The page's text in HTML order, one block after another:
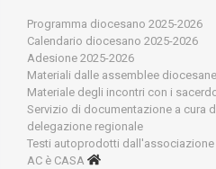
Programma diocesano 2025-2026
Calendario diocesano 2025-2026
Adesione 2025-2026
Materiali dalle assemblee diocesane
Materiale degli incontri con i
Servizio di documentazione a cura
delegazione regionale
Testi autoprodotti dall'associazione
AC è CASA